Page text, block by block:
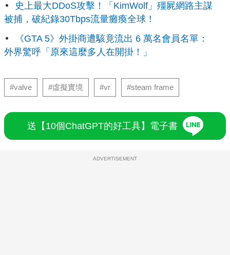
史上最大DDoS攻擊！「KimWolf」殭屍網路主謀
被捕，破紀錄30Tbps流量癱瘓全球！
《GTA 5》外掛商遭駭竟流出 6 萬名會員名單：
外界驚呼「原來這麼多人在開掛！」
#valve #虛擬實境 #vr #steam frame
送【10個ChatGPT的好工具】電子書
ADVERTISEMENT